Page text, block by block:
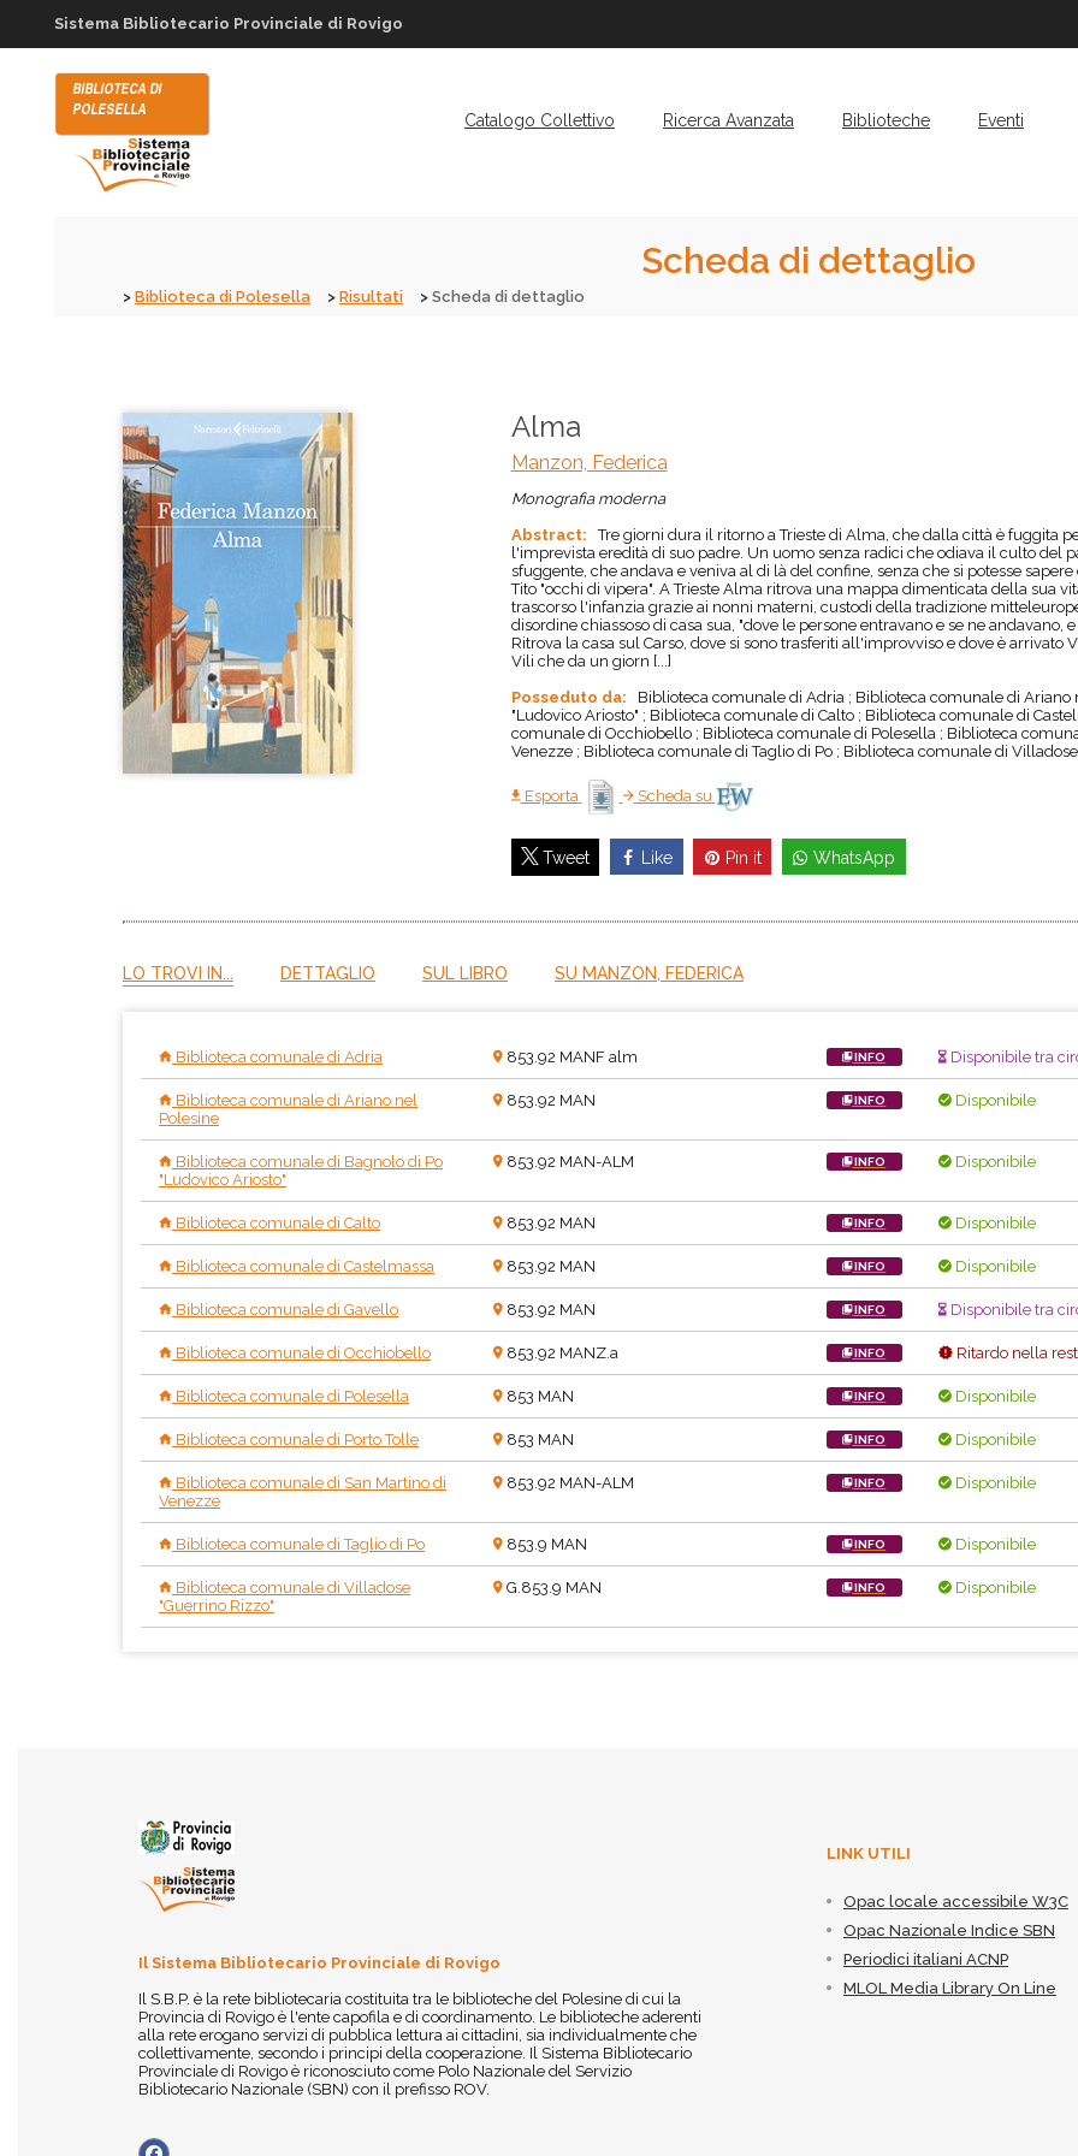
Sistema Bibliotecario Provinciale di Rovigo
Catalogo Collettivo Ricerca Avanzata Biblioteche Eventi
Scheda di dettaglio
Biblioteca di Polesella Risultati Scheda di dettaglio
Alma
Manzon, Federica
Monografia moderna
Abstract: Tre giorni dura il ritorno a Trieste di Alma, che dalla città è fuggita
l'imprevista eredità di suo padre. Un uomo senza radici che odiava il culto del
sfuggente, che andava e veniva al di là del confine, senza che si potesse
Tito "occhi di vipera". A Trieste Alma ritrova una mappa dimenticata della sua
trascorso l'infanzia grazie ai nonni materni, custodi della tradizione
disordine chiassoso di casa sua, "dove le persone entravano e se ne
Ritrova la casa sul Carso, dove si sono trasferiti all'improvviso e dove è
Vili che da un giorn [...]
Posseduto da:
Biblioteca comunale di Adria ; Biblioteca comunale di
"Ludovico Ariosto" ; Biblioteca comunale di Calto ; Biblioteca comunale di
comunale di Occhiobello ; Biblioteca comunale di Polesella ; Biblioteca
Venezze ; Biblioteca comunale di Taglio di Po ; Biblioteca comunale di
Esporta Scheda su
Tweet Like Pin it WhatsApp
LO TROVI IN... DETTAGLIO SUL LIBRO SU MANZON, FEDERICA
Biblioteca comunale di Adria 853.92 MANF alm INFO Disponibile tra
Biblioteca comunale di Ariano nel
Polesine
853.92 MAN INFO Disponibile
Biblioteca comunale di Bagnolo di Po
"Ludovico Ariosto"
853.92 MAN-ALM INFO Disponibile
Biblioteca comunale di Calto 853.92 MAN INFO Disponibile
Biblioteca comunale di Castelmassa 853.92 MAN INFO Disponibile
Biblioteca comunale di Gavello 853.92 MAN INFO Disponibile tra
Biblioteca comunale di Occhiobello 853.92 MANZ.a INFO Ritardo nella
Biblioteca comunale di Polesella 853 MAN INFO Disponibile
Biblioteca comunale di Porto Tolle 853 MAN INFO Disponibile
Biblioteca comunale di San Martino di
Venezze
853.92 MAN-ALM INFO Disponibile
Biblioteca comunale di Taglio di Po 853.9 MAN INFO Disponibile
Biblioteca comunale di Villadose
"Guerrino Rizzo"
G.853.9 MAN INFO Disponibile
Il Sistema Bibliotecario Provinciale di Rovigo
Il S.B.P. è la rete bibliotecaria costituita tra le biblioteche del Polesine di cui la
Provincia di Rovigo è l'ente capofila e di coordinamento. Le biblioteche aderenti
alla rete erogano servizi di pubblica lettura ai cittadini, sia individualmente che
collettivamente, secondo i principi della cooperazione. Il Sistema Bibliotecario
Provinciale di Rovigo è riconosciuto come Polo Nazionale del Servizio
Bibliotecario Nazionale (SBN) con il prefisso ROV.
LINK UTILI
Opac locale accessibile W3C
Opac Nazionale Indice SBN
Periodici italiani ACNP
MLOL Media Library On Line